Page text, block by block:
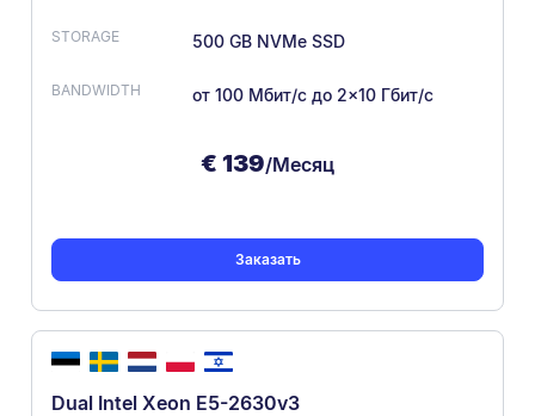
500 GB NVMe SSD
от 100 Мбит/с до 2×10 Гбит/с
€ 139/Месяц
Заказать
Dual Intel Xeon E5-2630v3